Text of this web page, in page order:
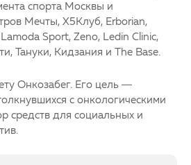
спорта Москвы и
Мечты, X5Клуб, Erborian,
Sport, Zeno, Ledin Clinic,
Тануки, Кидзания и The Base.
Онкозабег. Его цель —
с онкологическими
средств для социальных и